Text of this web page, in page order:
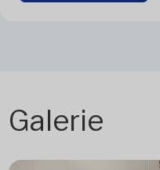
Galerie